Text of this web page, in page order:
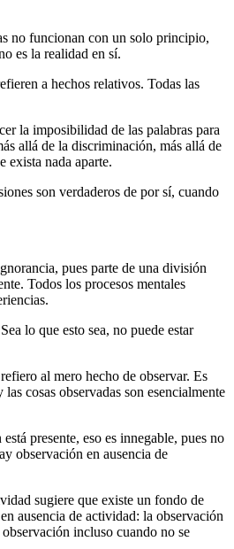
no funcionan con un solo principio,
es la realidad en sí.
a hechos relativos. Todas las
la imposibilidad de las palabras para
allá de la discriminación, más allá de
exista nada aparte.
son verdaderos de por sí, cuando
pues parte de una división
Todos los procesos mentales
lo que esto sea, no puede estar
al mero hecho de observar. Es
cosas observadas son esencialmente
presente, eso es innegable, pues no
observación en ausencia de
sugiere que existe un fondo de
ausencia de actividad: la observación
incluso cuando no se